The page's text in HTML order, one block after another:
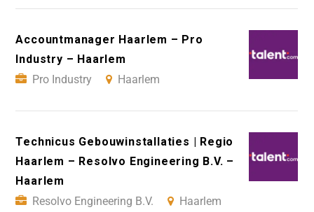
Accountmanager Haarlem – Pro
Industry – Haarlem
Pro Industry
Haarlem
Technicus Gebouwinstallaties | Regio
Haarlem – Resolvo Engineering B.V. –
Haarlem
Resolvo Engineering B.V.
Haarlem